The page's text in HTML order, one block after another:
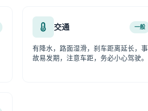
交通 一般
有降水，路面湿滑，刹车距离延长，事
故易发期，注意车距，务必小心驾驶。